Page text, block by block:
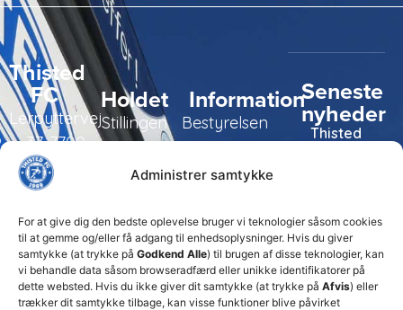
Administrer samtykke
For at give dig den bedste oplevelse bruger vi teknologier såsom cookies
til at gemme og/eller få adgang til enhedsoplysninger. Hvis du giver
samtykke (at trykke på Godkend Alle) til brugen af disse teknologier, kan
vi behandle data såsom browseradfærd eller unikke identifikatorer på
dette websted. Hvis du ikke giver dit samtykke (at trykke på Afvis) eller
trækker dit samtykke tilbage, kan visse funktioner blive påvirket
Thisted
FC
Lerpyttervej
37, 7700
Thisted
99 19
19
Holdet
Stillingen
Trænerteamet
Information
Bestyrelsen
ledelse
Erhverv
Club 500
Seneste
nyheder
Thisted
for at
sikre
klubbens
fremtid
15. juli 2026